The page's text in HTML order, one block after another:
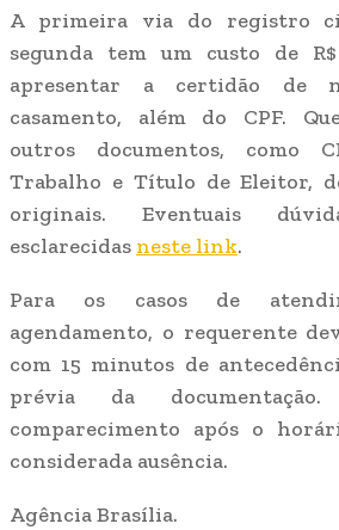
A primeira via do registro
segunda tem um custo de
apresentar a certidão de
casamento, além do CPF.
outros documentos, como
Trabalho e Título de Eleitor,
originais. Eventuais
esclarecidas neste link.
Para os casos de
agendamento, o requerente
com 15 minutos de
prévia da
comparecimento após o
considerada ausência.
Agência Brasília.